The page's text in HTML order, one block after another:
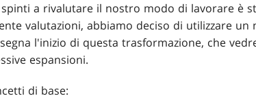
a rivalutare il nostro modo di lavorare è
valutazioni, abbiamo deciso di utilizzare un
segna l'inizio di questa trasformazione, che
espansioni.
di base: